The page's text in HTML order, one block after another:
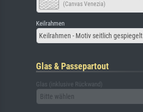
(Canvas Venezia)
Keilrahmen
Keilrahmen - Motiv seitlich gespiegelt
Glas & Passepartout
Glas (inklusive Rückwand)
Bitte wählen